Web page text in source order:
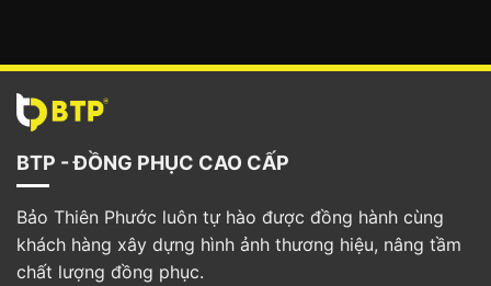
BTP - ĐỒNG PHỤC CAO CẤP
Bảo Thiên Phước luôn tự hào được đồng hành cùng
khách hàng xây dựng hình ảnh thương hiệu, nâng tầm
chất lượng đồng phục.